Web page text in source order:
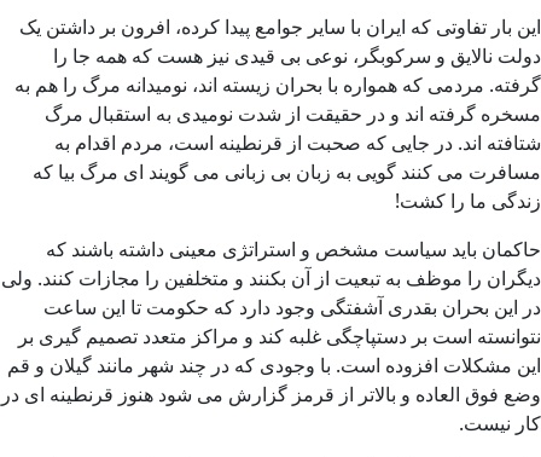
این بار تفاوتی که ایران با سایر جوامع پیدا کرده، افرون بر داشتن یک
دولت نالایق و سرکوبگر، نوعی بی قیدی نیز هست که همه جا را
گرفته. مردمی که همواره با بحران زیسته اند، نومیدانه مرگ را هم به
مسخره گرفته اند و در حقیقت از شدت نومیدی به استقبال مرگ
شتافته اند. در جایی که صحبت از قرنطینه است، مردم اقدام به
مسافرت می کنند گویی به زبان بی زبانی می گویند ای مرگ بیا که
زندگی ما را کشت!
حاکمان باید سیاست مشخص و استراتژی معینی داشته باشند که
دیگران را موظف به تبعیت از آن بکنند و متخلفین را مجازات کنند. ولی
در این بحران بقدری آشفتگی وجود دارد که حکومت تا این ساعت
نتوانسته است بر دستپاچگی غلبه کند و مراکز متعدد تصمیم گیری بر
این مشکلات افزوده است. با وجودی که در چند شهر مانند گیلان و قم
وضع فوق العاده و بالاتر از قرمز گزارش می شود هنوز قرنطینه ای در
کار نیست.